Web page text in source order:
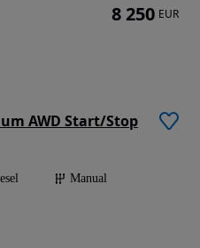
AWD Start/Stop
Manual
8 250 EUR